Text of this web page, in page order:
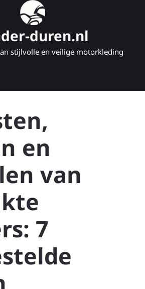
duren.nl
stijlvolle en veilige motorkleding
en
van
7